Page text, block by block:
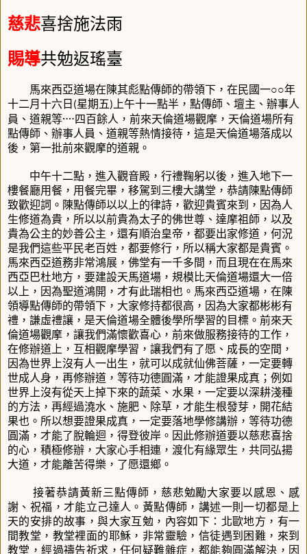
慈悲喜捨施法雨
賜導共勉返瑤臺
馬來西亞道場在陳其彪點傳師的帶領下，在民國一○○年
十二月十六日(星期五)上午十一點半，點傳師、壇主、辦事人
員、道親等‥‥四百餘人，前來天倫道場觀摩，天倫道場所有
點傳師、辦事人員、道親等熱情接待，這是天倫道場落成以
後，第一批前來觀摩的道親。
中午十二點，進入觀音殿，行禮鞠躬以後，進入地下一
樓餐廳用餐，用餐完畢，移駕到三樓大講堂，恭請陳點傳師
致歡迎詞。陳點傳師以以上的律詩，歡迎貴賓來到，因為人
生修道為貴，所以以前貴為太子的佛世尊、達摩祖師，以及
貴為公主的妙善公主，還有順治皇帝，都要出家修道，何況
是我們這些平民老百姓，都要修行，所以稱大家都是貴賓。
馬來西亞道務非常鴻展，佛堂有一千多間，而且現在在馬來
西亞巴杜地方，要建設天馬道場，規模比天倫道場還大一倍
以上，因為聖道鴻開，才有此瑞相也。馬來西亞道場，在陳
領導點傳師的帶領下，大家修持都很高，因為大家都彬彬有
禮，謙虛禮讓，是天倫道場全體後學所學習的目標。前來天
倫道場觀摩，讓我們滿懷歡喜心，前來做服務接待的工作，
在修辦道上，互相觀摩學習，讓我們有了愿、成長的空間，
因為世界上沒有人一出生，就可以成就仙佛菩薩，一定要轉
世成人身，再修辦道，等待功德圓滿，才能證果成真；例如
世界上沒有從天上掉下來的蔬菜、水果，一定要以深耕淺種
的方法，再經過澆水、施肥、除草，才能生根發芽，開花結
果也。所以想要證果成真，一定要落地學修講辦，等待功德
圓滿，才能了脫輪迴，得登彼岸。因此修辦道要以慈悲喜捨
的心，積極修辦，大家心手相連，渡化有緣眾生，共同弘揚
大道，才能離苦得樂，了愿還鄉。
接著恭請黃新三點傳師，慈悲勉勵大家要以感恩、感
謝、祝福，才能立己達人。黃點傳師，講述一則一切都是上
天的安排的故事，與大家互勉，內容如下： 北歐地方，有一
間教堂，教堂裡面的耶穌，非常靈驗，信徒遇到困難，來到
教堂，經過禱告祈求，任何疑難雜症，都能夠圓滿解決，因